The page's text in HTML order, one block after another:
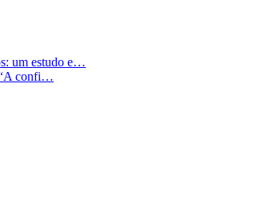
um estudo e…
“A confi…